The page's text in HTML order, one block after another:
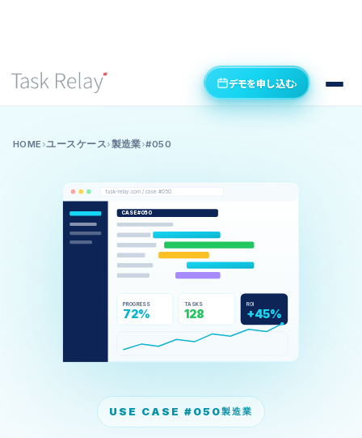
デモを申し込む›
HOME ›ユースケース›製造業›#050
USE CASE #050製造業
task-relay.com / case #050
CASE #050
PROGRESS
72%
TASKS
128
ROI
+45%